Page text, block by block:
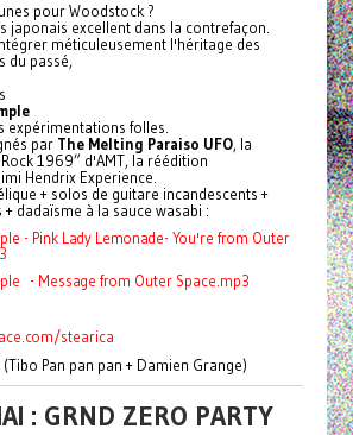
pourWoodstock?
japonais excellent dans la contrefaçon.
méticuleusement l'héritage des
du passé,
expérimentations folles.
par The Melting Paraiso UFO, la
1969” d'AMT, la réédition
Hendrix Experience.
+ solos de guitare incandescents +
dadaïsme à la sauce wasabi :
- Pink Lady Lemonade- You're from Outer
- Message from Outer Space.mp3
stearica
(Tibo Pan pan pan + Damien Grange)
: GRND ZERO PARTY